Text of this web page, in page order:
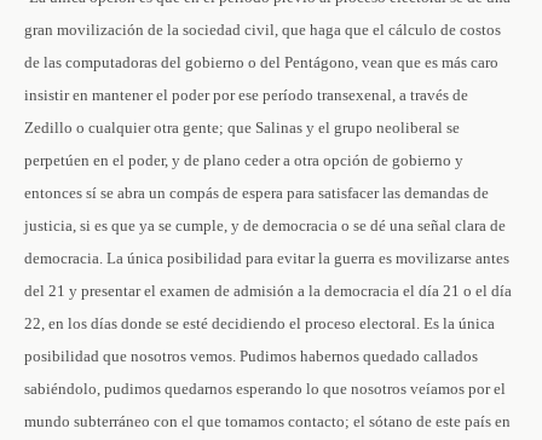
gran movilización de la sociedad civil, que haga que el cálculo de costos
de las computadoras del gobierno o del Pentágono, vean que es más caro
insistir en mantener el poder por ese período transexenal, a través de
Zedillo o cualquier otra gente; que Salinas y el grupo neoliberal se
perpetúen en el poder, y de plano ceder a otra opción de gobierno y
entonces sí se abra un compás de espera para satisfacer las demandas de
justicia, si es que ya se cumple, y de democracia o se dé una señal clara de
democracia. La única posibilidad para evitar la guerra es movilizarse antes
del 21 y presentar el examen de admisión a la democracia el día 21 o el día
22, en los días donde se esté decidiendo el proceso electoral. Es la única
posibilidad que nosotros vemos. Pudimos habernos quedado callados
sabiéndolo, pudimos quedarnos esperando lo que nosotros veíamos por el
mundo subterráneo con el que tomamos contacto; el sótano de este país en